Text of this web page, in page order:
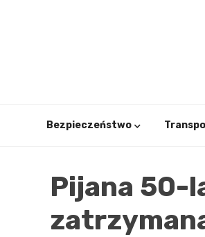
Bezpieczeństwo
Pijana 50-